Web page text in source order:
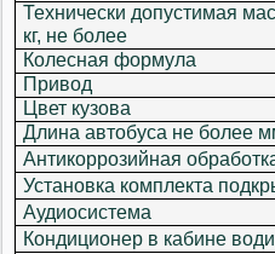
Технически допустимая
кг, не более
Колесная формула
Привод
Цвет кузова
Длина автобуса не более
Антикоррозийная
Установка комплекта
Аудиосистема
Кондиционер в кабине